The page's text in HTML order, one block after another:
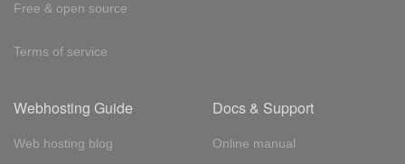
Free & open source
Terms of service
Webhosting Guide
Web hosting blog
Docs & Support
Online manual